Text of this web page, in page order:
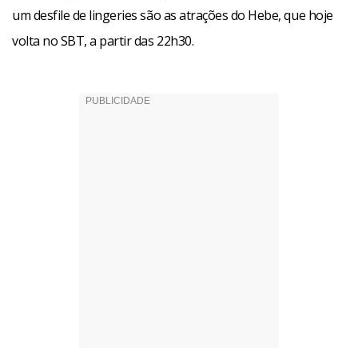
um desfile de lingeries são as atrações do Hebe, que hoje
volta no SBT, a partir das 22h30.